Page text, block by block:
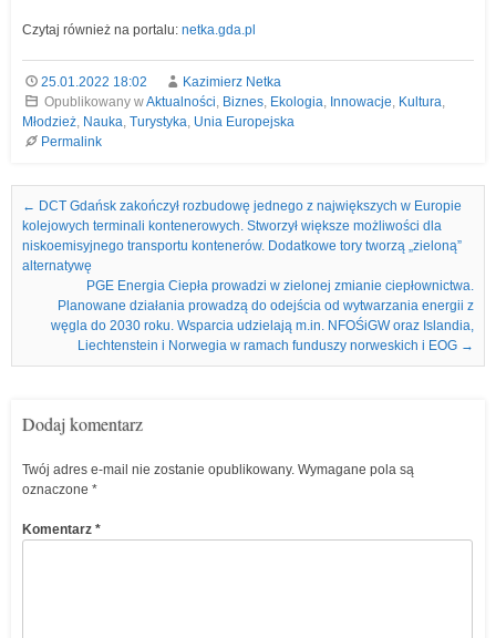
Czytaj również na portalu: netka.gda.pl
25.01.2022 18:02
Kazimierz Netka
Opublikowany wAktualności, Biznes, Ekologia, Innowacje, Kultura,
Młodzież, Nauka, Turystyka, Unia Europejska
Permalink
Nawigacja we wpisach
← DCT Gdańsk zakończył rozbudowę jednego z największych w Europie
kolejowych terminali kontenerowych. Stworzył większe możliwości dla
niskoemisyjnego transportu kontenerów. Dodatkowe tory tworzą „zieloną”
alternatywę
PGE Energia Ciepła prowadzi w zielonej zmianie ciepłownictwa.
Planowane działania prowadzą do odejścia od wytwarzania energii z
węgla do 2030 roku. Wsparcia udzielają m.in. NFOŚiGW oraz Islandia,
Liechtenstein i Norwegia w ramach funduszy norweskich i EOG →
Dodaj komentarz
Twój adres e-mail nie zostanie opublikowany. Wymagane pola są
oznaczone *
Komentarz *